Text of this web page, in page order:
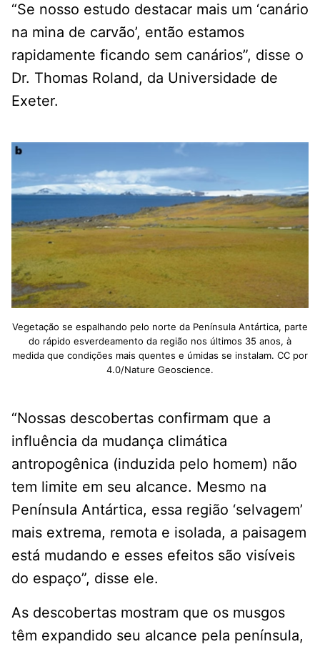
“Se nosso estudo destacar mais um ‘canário
na mina de carvão’, então estamos
rapidamente ficando sem canários”, disse o
Dr. Thomas Roland, da Universidade de
Exeter.
Vegetação se espalhando pelo norte da Península Antártica, parte
do rápido esverdeamento da região nos últimos 35 anos, à
medida que condições mais quentes e úmidas se instalam. CC por
4.0/Nature Geoscience.
“Nossas descobertas confirmam que a
influência da mudança climática
antropogênica (induzida pelo homem) não
tem limite em seu alcance. Mesmo na
Península Antártica, essa região ‘selvagem’
mais extrema, remota e isolada, a paisagem
está mudando e esses efeitos são visíveis
do espaço”, disse ele.
As descobertas mostram que os musgos
têm expandido seu alcance pela península,